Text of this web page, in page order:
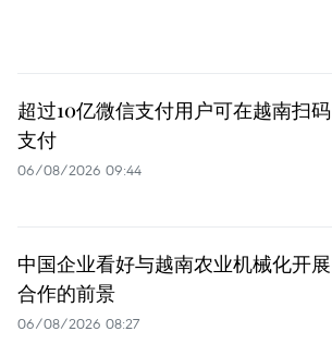
超过10亿微信支付用户可在越南扫码
支付
06/08/2026 09:44
中国企业看好与越南农业机械化开展
合作的前景
06/08/2026 08:27